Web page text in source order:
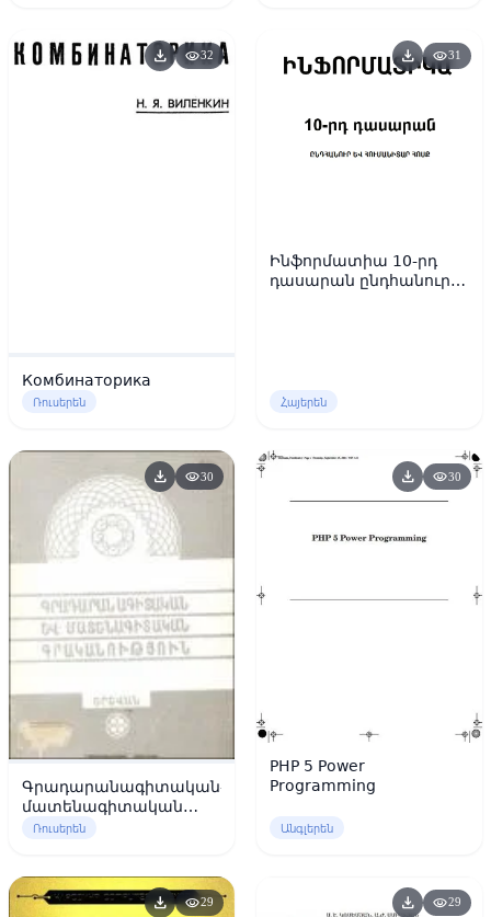
download visibility32
Комбинаторика
Ռուսերեն
download visibility31
Ինֆորմատիա 10-րդ
դասարան ընդհանուր և
Հայերեն
download visibility30
Գրադարանագիտական-
մատենագիտական
գրականություն:
Ռուսերեն
download visibility30
PHP 5 Power
Programming
Անգլերեն
download visibility29 download visibility29